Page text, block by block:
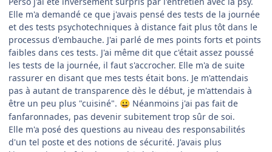
Elle m'a demandé ce que j'avais pensé des tests de la journée
et des tests psychotechniques à distance fait plus tôt dans le
processus d'embauche. J'ai parlé de mes points forts et points
faibles dans ces tests. J'ai même dit que c'était assez poussé
les tests de la journée, il faut s'accrocher. Elle m'a de suite
rassurer en disant que mes tests était bons. Je m'attendais
pas à autant de transparence dès le début, je m'attendais à
être un peu plus "cuisiné". 😀 Néanmoins j'ai pas fait de
fanfaronnades, pas devenir subitement trop sûr de soi.
Elle m'a posé des questions au niveau des responsabilités
d'un tel poste et des notions de sécurité. J'avais plus